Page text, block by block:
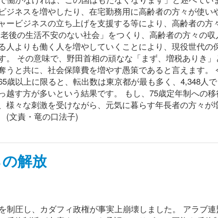
ネスを増やしたり、在宅勤務用に高齢者の方々が使い
ビジネスの立ち上げを支援する等により、高齢者の方
後の生活不安のない社会」をつくり、高齢者の方々の
よりも働く人を増やしていくことにより、現役世代の
その意味で、野田首相の頑なな「まず、増税ありき
と共に、社会保障費を増やす愚策であると言えます。
歳以上に限ると、転出数は東京都が最も多く、4,348人
す方が多いという結果です。 もし、75歳定年制への
々な刺激を受けながら、元気に暮らす年長者の方々が
(文責・竜の口法子)
解放
制圧し、カダフィ政権が事実上崩壊しました。 アラブ